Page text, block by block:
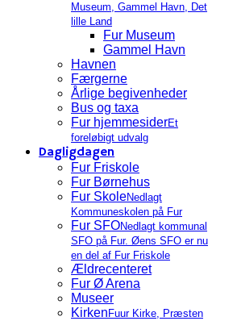
Museum, Gammel Havn, Det
lille Land
Fur Museum
Gammel Havn
Havnen
Færgerne
Årlige begivenheder
Bus og taxa
Fur hjemmesiderEt
foreløbigt udvalg
Dagligdagen
Fur Friskole
Fur Børnehus
Fur SkoleNedlagt
Kommuneskolen på Fur
Fur SFONedlagt kommunal
SFO på Fur. Øens SFO er nu
en del af Fur Friskole
Ældrecenteret
Fur Ø Arena
Museer
Kirken Fuur Kirke, Præsten